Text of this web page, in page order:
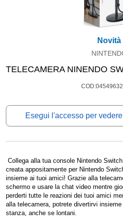
Novità
TELECAMERA NINENDO
Esegui l'accesso per
Collega alla tua console Nintendo
creata appositamente per Nintendo
insieme ai tuoi amici! Grazie alla
schermo e usare la chat video mentre
perderti tutte le reazioni dei tuoi amici
alla telecamera, potrete divertirvi
stanza, anche se lontani.